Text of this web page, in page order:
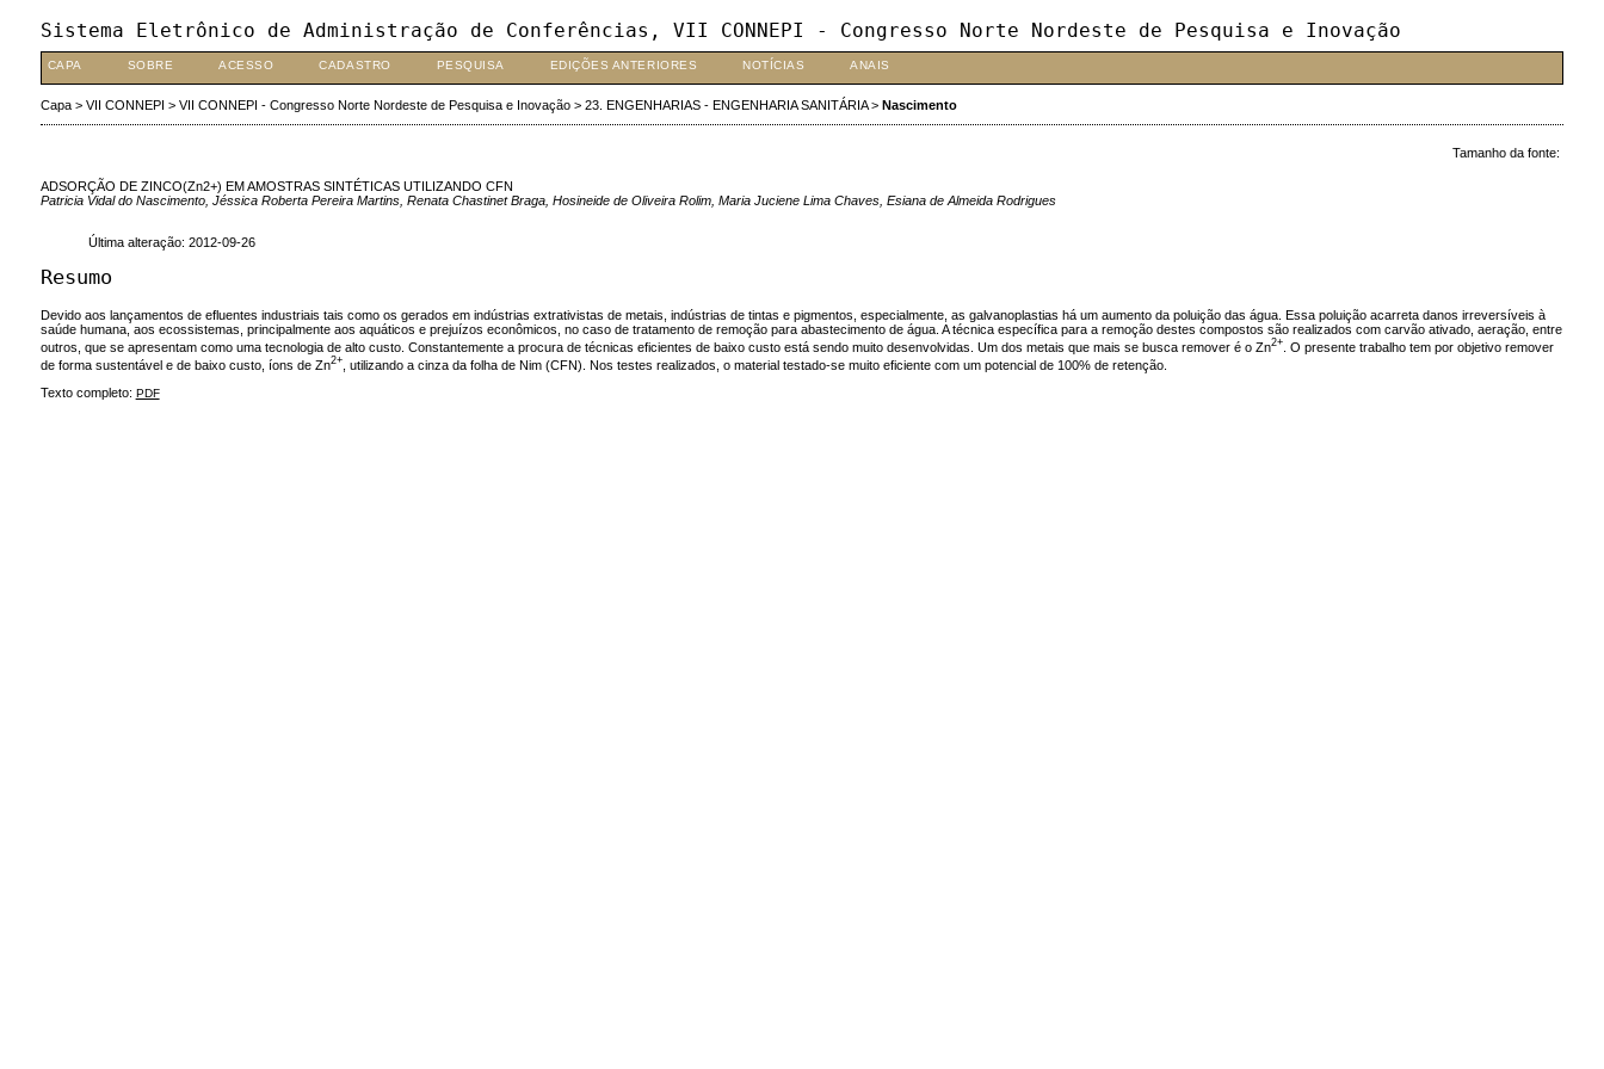
Sistema Eletrônico de Administração de Conferências, VII CONNEPI - Congresso Norte Nordeste de Pesquisa e Inovação
CAPA SOBRE ACESSO CADASTRO PESQUISA EDIÇÕES ANTERIORES NOTÍCIAS ANAIS
Capa> VII CONNEPI > VII CONNEPI - Congresso Norte Nordeste de Pesquisa e Inovação> 23. ENGENHARIAS - ENGENHARIA SANITÁRIA> Nascimento
Tamanho da fonte:
ADSORÇÃO DE ZINCO(Zn2+) EM AMOSTRAS SINTÉTICAS UTILIZANDO CFN
Patricia Vidal do Nascimento, Jéssica Roberta Pereira Martins, Renata Chastinet Braga, Hosineide de Oliveira Rolim, Maria Juciene Lima Chaves, Esiana de Almeida Rodrigues
Última alteração: 2012-09-26
Resumo
Devido aos lançamentos de efluentes industriais tais como os gerados em indústrias extrativistas de metais, indústrias de tintas e pigmentos, especialmente, as galvanoplastias há um aumento da poluição das água. Essa poluição acarreta danos irreversíveis à
saúde humana, aos ecossistemas, principalmente aos aquáticos e prejuízos econômicos, no caso de tratamento de remoção para abastecimento de água. A técnica específica para a remoção destes compostos são realizados com carvão ativado, aeração, entre
outros, que se apresentam como uma tecnologia de alto custo. Constantemente a procura de técnicas eficientes de baixo custo está sendo muito desenvolvidas. Um dos metais que mais se busca remover é o Zn2+. O presente trabalho tem por objetivo remover
de forma sustentável e de baixo custo, íons de Zn2+, utilizando a cinza da folha de Nim (CFN). Nos testes realizados, o material testado-se muito eficiente com um potencial de 100% de retenção.
Texto completo: PDF